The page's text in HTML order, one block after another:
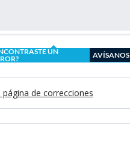
UN
AVÍSANOS
página de correcciones